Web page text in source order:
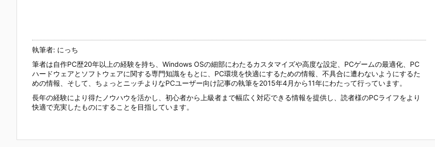
執筆者: にっち
筆者は自作PC歴20年以上の経験を持ち、Windows OSの細部にわたるカスタマイズや高度な設定、PCゲームの最適化、PC
ハードウェアとソフトウェアに関する専門知識をもとに、PC環境を快適にするための情報、不具合に遭わないようにするた
めの情報、そして、ちょっとニッチよりなPCユーザー向け記事の執筆を2015年4月から11年にわたって行っています。
長年の経験により得たノウハウを活かし、初心者から上級者まで幅広く対応できる情報を提供し、読者様のPCライフをより
快適で充実したものにすることを目指しています。